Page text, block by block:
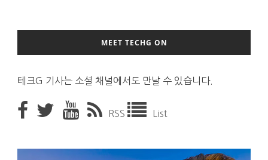
MEET TECHG ON
테크G 기사는 소셜 채널에서도 만날 수 있습니다.
RSS List